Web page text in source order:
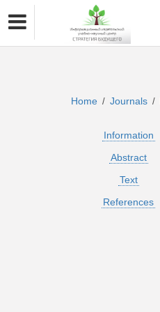
Home / Journals /
Information
Abstract
Text
References